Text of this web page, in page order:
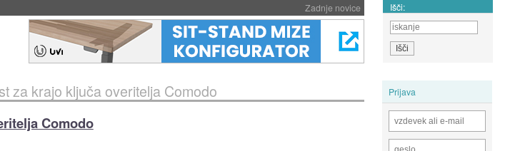
Zadnje novice Išči:
Prijava
za krajo ključa overitelja Comodo
Comodo